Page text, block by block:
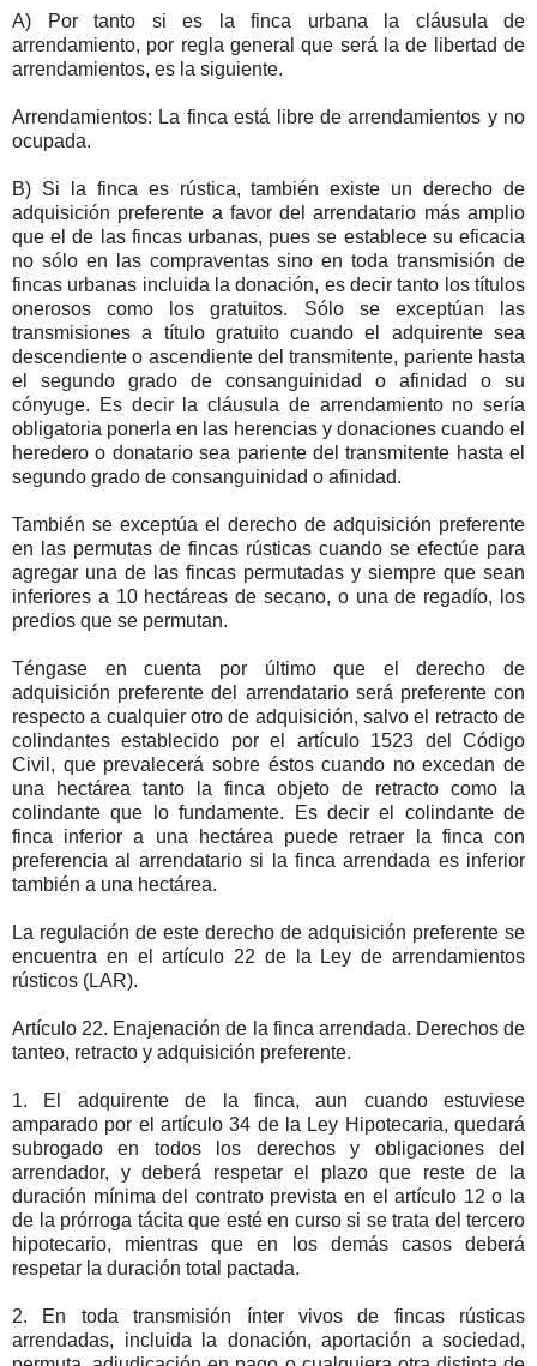
A) Por tanto si es la finca urbana la cláusula de
arrendamiento, por regla general que será la de libertad de
arrendamientos, es la siguiente.
Arrendamientos: La finca está libre de arrendamientos y no
ocupada.
B) Si la finca es rústica, también existe un derecho de
adquisición preferente a favor del arrendatario más amplio
que el de las fincas urbanas, pues se establece su eficacia
no sólo en las compraventas sino en toda transmisión de
fincas urbanas incluida la donación, es decir tanto los títulos
onerosos como los gratuitos. Sólo se exceptúan las
transmisiones a título gratuito cuando el adquirente sea
descendiente o ascendiente del transmitente, pariente hasta
el segundo grado de consanguinidad o afinidad o su
cónyuge. Es decir la cláusula de arrendamiento no sería
obligatoria ponerla en las herencias y donaciones cuando el
heredero o donatario sea pariente del transmitente hasta el
segundo grado de consanguinidad o afinidad.
También se exceptúa el derecho de adquisición preferente
en las permutas de fincas rústicas cuando se efectúe para
agregar una de las fincas permutadas y siempre que sean
inferiores a 10 hectáreas de secano, o una de regadío, los
predios que se permutan.
Téngase en cuenta por último que el derecho de
adquisición preferente del arrendatario será preferente con
respecto a cualquier otro de adquisición, salvo el retracto de
colindantes establecido por el artículo 1523 del Código
Civil, que prevalecerá sobre éstos cuando no excedan de
una hectárea tanto la finca objeto de retracto como la
colindante que lo fundamente. Es decir el colindante de
finca inferior a una hectárea puede retraer la finca con
preferencia al arrendatario si la finca arrendada es inferior
también a una hectárea.
La regulación de este derecho de adquisición preferente se
encuentra en el artículo 22 de la Ley de arrendamientos
rústicos (LAR).
Artículo 22. Enajenación de la finca arrendada. Derechos de
tanteo, retracto y adquisición preferente.
1. El adquirente de la finca, aun cuando estuviese
amparado por el artículo 34 de la Ley Hipotecaria, quedará
subrogado en todos los derechos y obligaciones del
arrendador, y deberá respetar el plazo que reste de la
duración mínima del contrato prevista en el artículo 12 o la
de la prórroga tácita que esté en curso si se trata del tercero
hipotecario, mientras que en los demás casos deberá
respetar la duración total pactada.
2. En toda transmisión ínter vivos de fincas rústicas
arrendadas, incluida la donación, aportación a sociedad,